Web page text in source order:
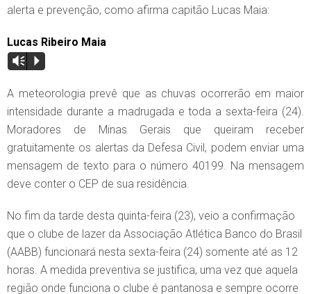
alerta e prevenção, como afirma capitão Lucas Maia:
Lucas Ribeiro Maia
Vm P
A meteorologia prevê que as chuvas ocorrerão em maior
intensidade durante a madrugada e toda a sexta-feira (24).
Moradores de Minas Gerais que queiram receber
gratuitamente os alertas da Defesa Civil, podem enviar uma
mensagem de texto para o número 40199. Na mensagem
deve conter o CEP de sua residência.
No fim da tarde desta quinta-feira (23), veio a confirmação
que o clube de lazer da Associação Atlética Banco do Brasil
(AABB) funcionará nesta sexta-feira (24) somente até as 12
horas. A medida preventiva se justifica, uma vez que aquela
região onde funciona o clube é pantanosa e sempre ocorre